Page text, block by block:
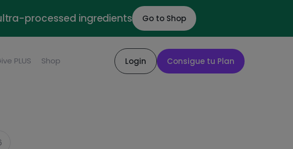
processed ingredients Go to Shop
PLUS Shop Login Consigue tu Plan